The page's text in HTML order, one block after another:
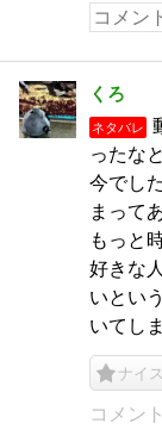
くろ
ネタバレ
ったな
今でし
まって
もっと
好きな
いとい
いてし
ナイス
コメン